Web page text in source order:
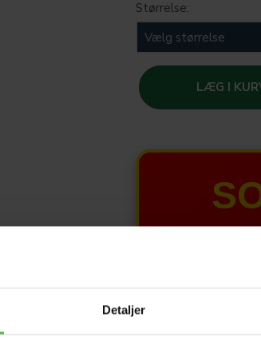
Detaljer
Størrelse:
LÆG I